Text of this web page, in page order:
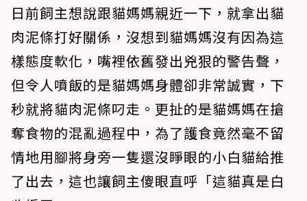
日前飼主想說跟貓媽媽親近一下，就拿出貓
肉泥條打好關係，沒想到貓媽媽沒有因為這
樣態度軟化，嘴裡依舊發出兇狠的警告聲，
但令人噴飯的是貓媽媽身體卻非常誠實，下
秒就將貓肉泥條叼走。更扯的是貓媽媽在搶
奪食物的混亂過程中，為了護食竟然毫不留
情地用腳將身旁一隻還沒睜眼的小白貓給推
了出去，這也讓飼主傻眼直呼「這貓真是白